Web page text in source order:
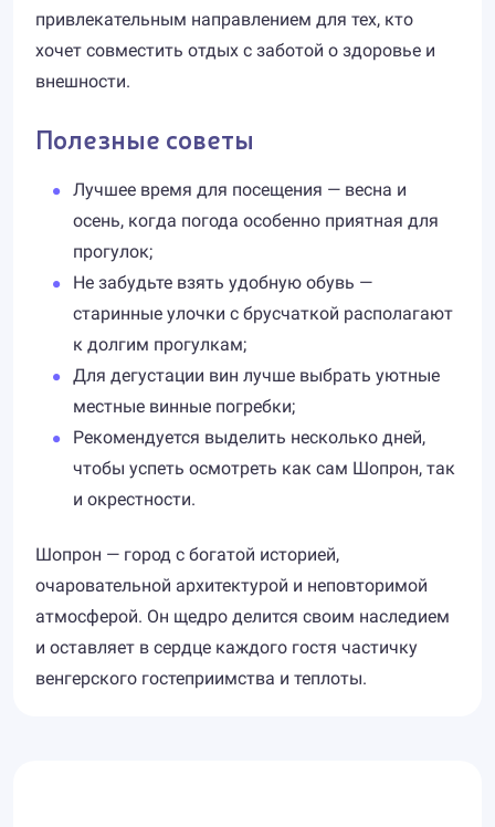
привлекательным направлением для тех, кто
хочет совместить отдых с заботой о здоровье и
внешности.
Полезные советы
Лучшее время для посещения — весна и
осень, когда погода особенно приятная для
прогулок;
Не забудьте взять удобную обувь —
старинные улочки с брусчаткой располагают
к долгим прогулкам;
Для дегустации вин лучше выбрать уютные
местные винные погребки;
Рекомендуется выделить несколько дней,
чтобы успеть осмотреть как сам Шопрон, так
и окрестности.
Шопрон — город с богатой историей,
очаровательной архитектурой и неповторимой
атмосферой. Он щедро делится своим наследием
и оставляет в сердце каждого гостя частичку
венгерского гостеприимства и теплоты.